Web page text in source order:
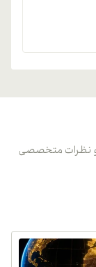
و نظرات متخصصی